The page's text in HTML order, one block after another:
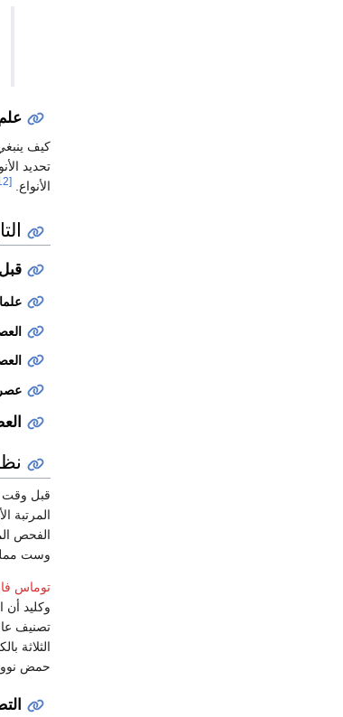
كيف
تحديد
الأنواع.
[12]
عصر
قبل وقت
المرتبة
الفحص
وست
توماس
وكليد أن
تصنيف عام 2004
الثلاثة
حمض